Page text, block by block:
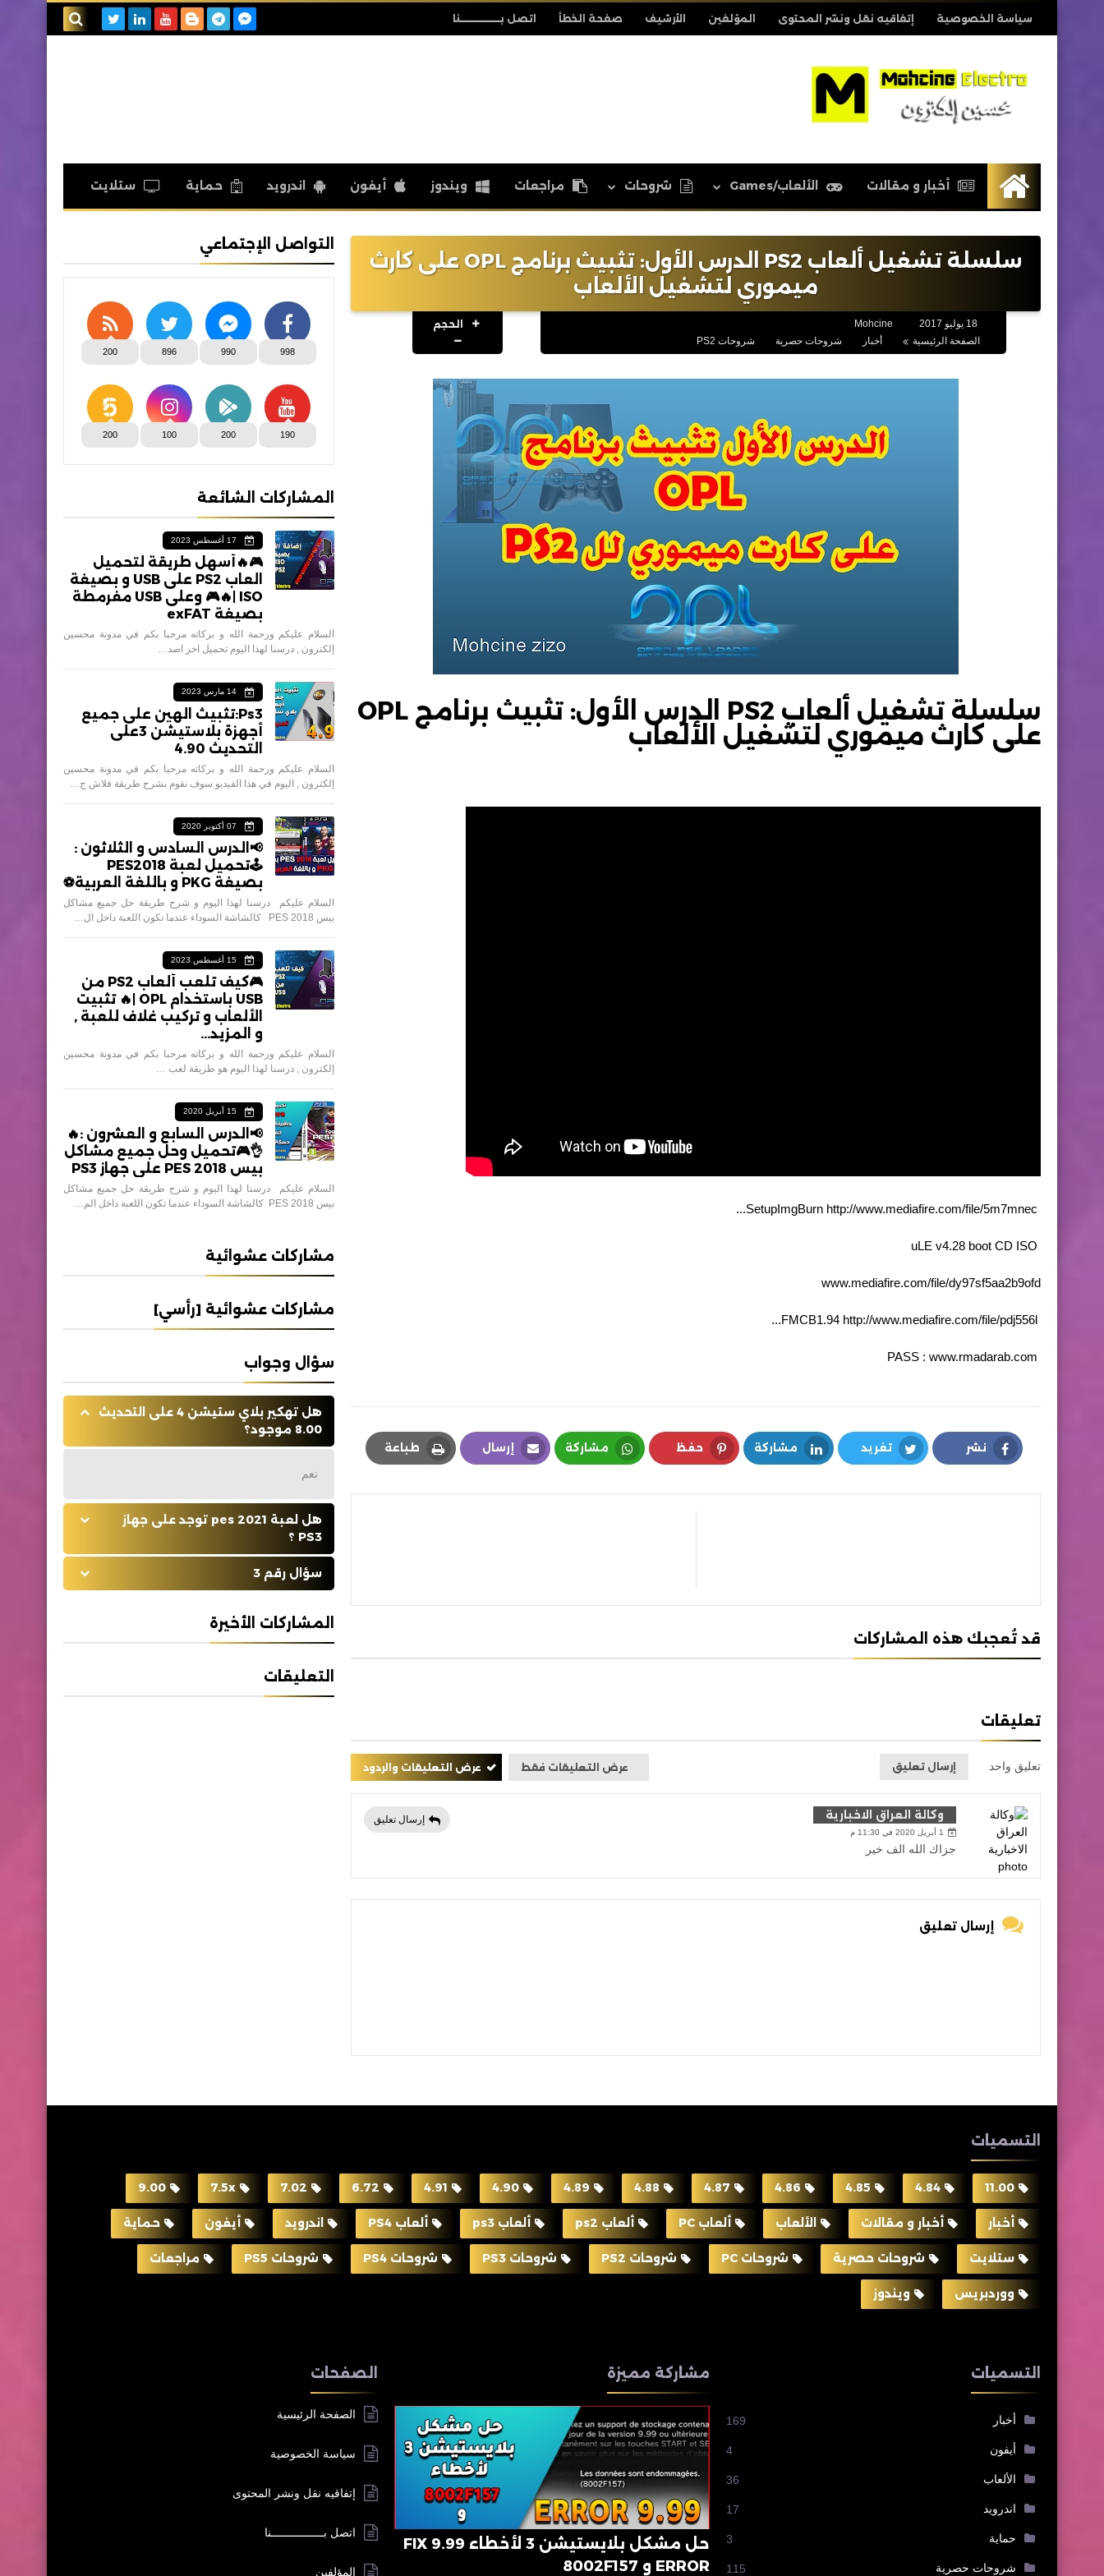
سياسة الخصوصية إتفاقيه نقل ونشر المحتوى المؤلفين الأرشيف صفحة الخطأ اتصل بــــــــــــــــنا
الرئيسيةأخبار و مقالات الألعاب/Games شروحات مراجعات ويندوز أيفون اندرويد حماية ستلايت
سلسلة تشغيل ألعاب PS2 الدرس الأول: تثبيث برنامج OPL على كارث
ميموري لتشغيل الألعاب
Mohcine
الصفحة الرئيسية
أخبار شروحات حصرية شروحات PS2
الحجم
سلسلة تشغيل ألعاب PS2 الدرس الأول: تثبيث برنامج OPL
على كارث ميموري لتشغيل الألعاب
http://www.mediafire.com/file/5m7mnec...
www.mediafire.com/file/dy97sf5aa2b9ofd
http://www.mediafire.com/file/pdj556l...
نشر تغريد مشاركة حفظ مشاركة إرسال طباعة
قد تُعجبك هذه المشاركات
تعليقات
تعليق واحد إرسال تعليق عرض التعليقات فقط عرض التعليقات والردود
وكالة العراق الاخبارية
1 أبريل 2020 في 11:30 م
جزاك الله الف خير
إرسال تعليق
إرسال تعليق
التواصل الإجتماعي
998
990
896
200
190
200
100
200
المشاركات الشائعة
17 أغسطس 2023
🎮🔥أسهل طريقة لتحميل
العاب PS2 على USB و بصيغة
ISO |🔥🎮 وعلى USB مفرمطة
بصيغة exFAT
السلام عليكم ورحمة الله و بركاته مرحبا بكم في مدونة محسين
إلكترون , درسنا لهذا اليوم تحميل اخر اصد…
14 مارس 2023
Ps3:تثبيث الهين على جميع
أجهزة بلاستيشن 3على
التحديث 4.90
السلام عليكم ورحمة الله و بركاته مرحبا بكم في مدونة محسين
إلكترون , اليوم في هذا الفيديو سوف نقوم بشرح طريقة فلاش ج…
07 أكتوبر 2020
📢الدرس السادس و الثلاثون :
🕹تحميل لعبة PES2018
بصيغة PKG و باللغة العربية⚽️
السلام عليكم درسنا لهذا اليوم و شرح طريقة حل جميع مشاكل
بيس 2018 PES كالشاشة السوداء عندما تكون اللعبة داخل ال…
15 أغسطس 2023
🎮كيف تلعب ألعاب PS2 من
USB باستخدام OPL |🔥 تثبيت
الألعاب و تركيب غلاف للعبة ,
و المزيد...
السلام عليكم ورحمة الله و بركاته مرحبا بكم في مدونة محسين
إلكترون , درسنا لهذا اليوم هو طريقة لعب …
15 أبريل 2020
📢الدرس السابع و العشرون :🔥
👌🎮تحميل وحل جميع مشاكل
بيس 2018 PES على جهاز PS3
السلام عليكم درسنا لهذا اليوم و شرح طريقة حل جميع مشاكل
بيس 2018 PES كالشاشة السوداء عندما تكون اللعبة داخل الم…
مشاركات عشوائية
مشاركات عشوائية [رأسي]
سؤال وجواب
هل تهكير بلاي ستيشن 4 على التحديث
8.00 موجود؟
نعم
هل لعبة pes 2021 توجد على جهاز
PS3 ؟
سؤال رقم 3
المشاركات الأخيرة
التعليقات
التسميات
11.00
4.84
4.85
4.86
4.87
4.88
4.89
4.90
4.91
6.72
7.02
7.5x
9.00
أخبار أخبار و مقالات الألعاب ألعاب PC ألعاب ps2 ألعاب ps3 ألعاب PS4 اندرويد أيفون حماية
ستلايت شروحات حصرية شروحات PC شروحات PS2 شروحات PS3 شروحات PS4 شروحات PS5 مراجعات
ووردبريس ويندوز
التسميات
أخبار 169
أيفون 4
الألعاب 36
اندرويد 17
حماية 3
شروحات حصرية 115
مشاركة مميزة
حل مشكل بلايستيشن 3 لأخطاء 9.99 FIX
ERROR و 8002F157
الصفحات
الصفحة الرئيسية
سياسة الخصوصية
إتفاقيه نقل ونشر المحتوى
اتصل بــــــــــــــــنا
المؤلفين